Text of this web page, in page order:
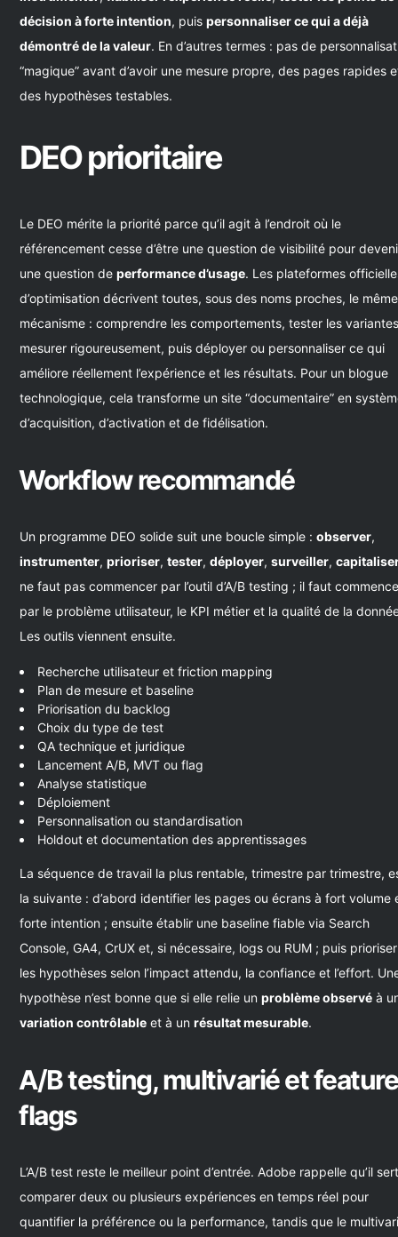
décision à forte intention, puispersonnaliser ce qui a déjà
démontré de la valeur. En d’autres termes : pas de
“magique” avant d’avoir une mesure propre, des pages rapides
des hypothèses testables.
DEO prioritaire
Le DEO mérite la priorité parce qu’il agit à l’endroit où le
référencement cesse d’être une question de visibilité pour
une question deperformance d’usage. Les plateformes
d’optimisation décrivent toutes, sous des noms proches, le même
mécanisme : comprendre les comportements, tester les
mesurer rigoureusement, puis déployer ou personnaliser ce qui
améliore réellement l’expérience et les résultats. Pour un blogue
technologique, cela transforme un site “documentaire” en
d’acquisition, d’activation et de fidélisation.
Workflow recommandé
Un programme DEO solide suit une boucle simple :observer,
instrumenter,prioriser,tester,déployer,surveiller,
ne faut pas commencer par l’outil d’A/B testing ; il faut
par le problème utilisateur, le KPI métier et la qualité de la
Les outils viennent ensuite.
Recherche utilisateur et friction mapping
Plan de mesure et baseline
Priorisation du backlog
Choix du type de test
QA technique et juridique
Lancement A/B, MVT ou flag
Analyse statistique
Déploiement
Personnalisation ou standardisation
Holdout et documentation des apprentissages
La séquence de travail la plus rentable, trimestre par trimestre,
la suivante : d’abord identifier les pages ou écrans à fort volume
forte intention ; ensuite établir une baseline fiable via Search
Console, GA4, CrUX et, si nécessaire, logs ou RUM ; puis prioriser
les hypothèses selon l’impact attendu, la confiance et l’effort.
hypothèse n’est bonne que si elle relie unproblème observé à
variation contrôlable et à unrésultat mesurable.
A/B testing, multivarié et feature
flags
L’A/B test reste le meilleur point d’entrée. Adobe rappelle qu’il
comparer deux ou plusieurs expériences en temps réel pour
quantifier la préférence ou la performance, tandis que le